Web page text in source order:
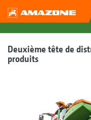
Deuxième tête de
produits